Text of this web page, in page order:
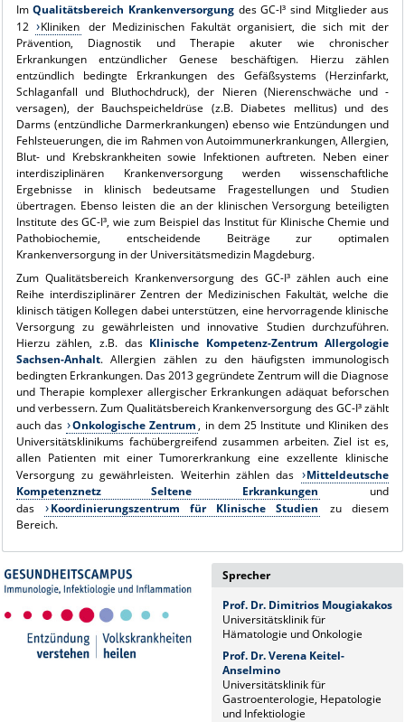
ImQualitätsbereich Krankenversorgung des GC-I³ sind Mitglieder aus
12
Kliniken der Medizinischen Fakultät organisiert, die sich mit der
Prävention, Diagnostik und Therapie akuter wie chronischer
Erkrankungen entzündlicher Genese beschäftigen. Hierzu zählen
entzündlich bedingte Erkrankungen des Gefäßsystems (Herzinfarkt,
Schlaganfall und Bluthochdruck), der Nieren (Nierenschwäche und -
versagen), der Bauchspeicheldrüse (z.B. Diabetes mellitus) und des
Darms (entzündliche Darmerkrankungen) ebenso wie Entzündungen und
Fehlsteuerungen, die im Rahmen von Autoimmunerkrankungen, Allergien,
Blut- und Krebskrankheiten sowie Infektionen auftreten. Neben einer
interdisziplinären Krankenversorgung werden wissenschaftliche
Ergebnisse in klinisch bedeutsame Fragestellungen und Studien
übertragen. Ebenso leisten die an der klinischen Versorgung beteiligten
Institute des GC-I³, wie zum Beispiel das Institut für Klinische Chemie und
Pathobiochemie, entscheidende Beiträge zur optimalen
Krankenversorgung in der Universitätsmedizin Magdeburg.
Zum Qualitätsbereich Krankenversorgung des GC-I³ zählen auch eine
Reihe interdisziplinärer Zentren der Medizinischen Fakultät, welche die
klinisch tätigen Kollegen dabei unterstützen, eine hervorragende klinische
Versorgung zu gewährleisten und innovative Studien durchzuführen.
Hierzu zählen, z.B. das Klinische Kompetenz-Zentrum Allergologie
Sachsen-Anhalt. Allergien zählen zu den häufigsten immunologisch
bedingten Erkrankungen. Das 2013 gegründete Zentrum will die Diagnose
und Therapie komplexer allergischer Erkrankungen adäquat beforschen
und verbessern. Zum Qualitätsbereich Krankenversorgung des GC-I³ zählt
auch das
Onkologische Zentrum, in dem 25 Institute und Kliniken des
Universitätsklinikums fachübergreifend zusammen arbeiten. Ziel ist es,
allen Patienten mit einer Tumorerkrankung eine exzellente klinische
Versorgung zu gewährleisten. Weiterhin zählen das
Mitteldeutsche
Kompetenznetz Seltene Erkrankungen
und
das
Koordinierungszentrum für Klinische Studien
zu diesem
Bereich.
Sprecher
Prof. Dr. Dimitrios Mougiakakos
Universitätsklinik für
Hämatologie und Onkologie
Prof. Dr. Verena Keitel-
Anselmino
Universitätsklinik für
Gastroenterologie, Hepatologie
und Infektiologie